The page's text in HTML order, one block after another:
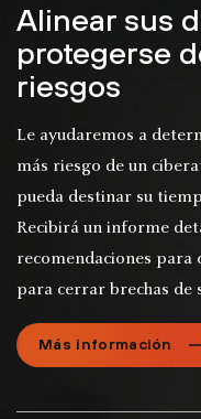
Alinear sus
protegerse
riesgos
Le ayudaremos a
más riesgo de un
pueda destinar su
Recibirá un informe
recomendaciones
para cerrar brechas de
Más información